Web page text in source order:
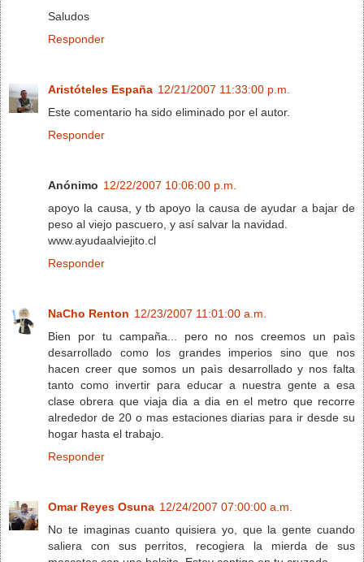
Saludos
Responder
Aristóteles España 12/21/2007 11:33:00 p.m.
Este comentario ha sido eliminado por el autor.
Responder
Anónimo 12/22/2007 10:06:00 p.m.
apoyo la causa, y tb apoyo la causa de ayudar a bajar de
peso al viejo pascuero, y así salvar la navidad.
www.ayudaalviejito.cl
Responder
NaCho Renton 12/23/2007 11:01:00 a.m.
Bien por tu campaña... pero no nos creemos un paìs
desarrollado como los grandes imperios sino que nos
hacen creer que somos un paìs desarrollado y nos falta
tanto como invertir para educar a nuestra gente a esa
clase obrera que viaja dia a dia en el metro que recorre
alrededor de 20 o mas estaciones diarias para ir desde su
hogar hasta el trabajo.
Responder
Omar Reyes Osuna 12/24/2007 07:00:00 a.m.
No te imaginas cuanto quisiera yo, que la gente cuando
saliera con sus perritos, recogiera la mierda de sus